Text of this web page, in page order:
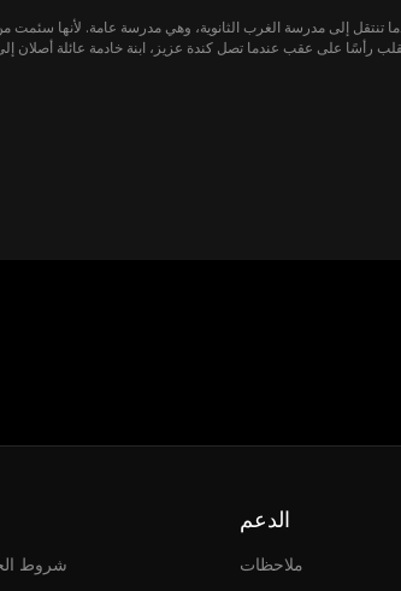
رأسًا على عقب عندما تصل كندة عزيز، ابنة خادمة عائلة أصلان
شروط
الدعم
ملاحظات